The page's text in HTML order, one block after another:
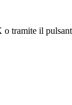
tramite il